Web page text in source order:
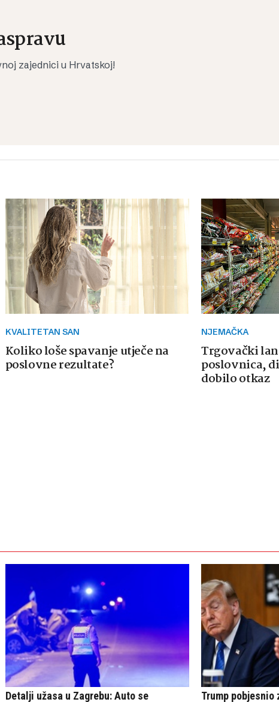
zajednici u Hrvatskoj!
KVALITETAN SAN
Koliko loše spavanje utječe na
poslovne rezultate?
NJEMAČKA
Trgovački
poslovnica,
dobilo otkaz